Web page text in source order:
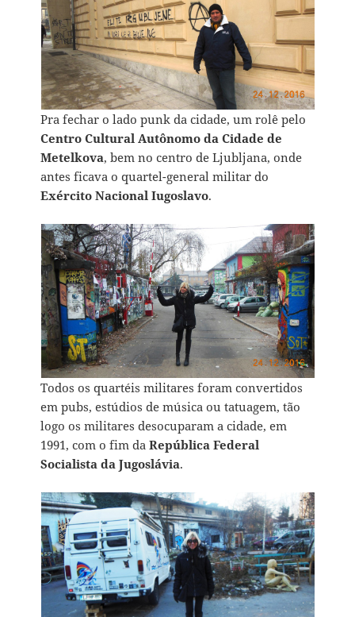
Pra fechar o lado punk da cidade, um rolê pelo
Centro Cultural Autônomo da Cidade de
Metelkova, bem no centro de Ljubljana, onde
antes ficava o quartel-general militar do
Exército Nacional Iugoslavo.
Todos os quartéis militares foram convertidos
em pubs, estúdios de música ou tatuagem, tão
logo os militares desocuparam a cidade, em
1991, com o fim daRepública Federal
Socialista da Jugoslávia.